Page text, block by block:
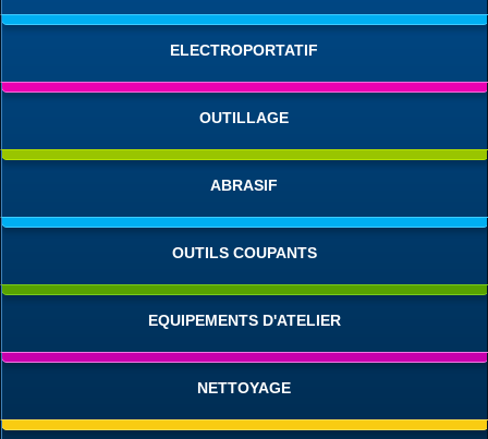
ELECTROPORTATIF
OUTILLAGE
ABRASIF
OUTILS COUPANTS
EQUIPEMENTS D'ATELIER
NETTOYAGE